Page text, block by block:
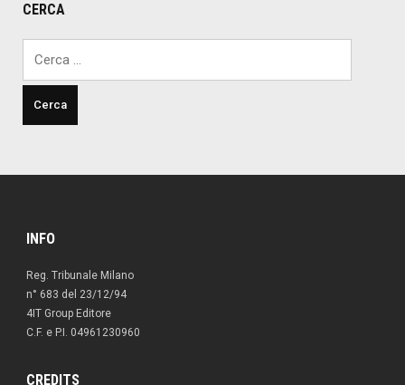
CERCA
INFO
Reg. Tribunale Milano
n° 683 del 23/12/94
4IT Group Editore
C.F. e P.I. 04961230960
CREDITS